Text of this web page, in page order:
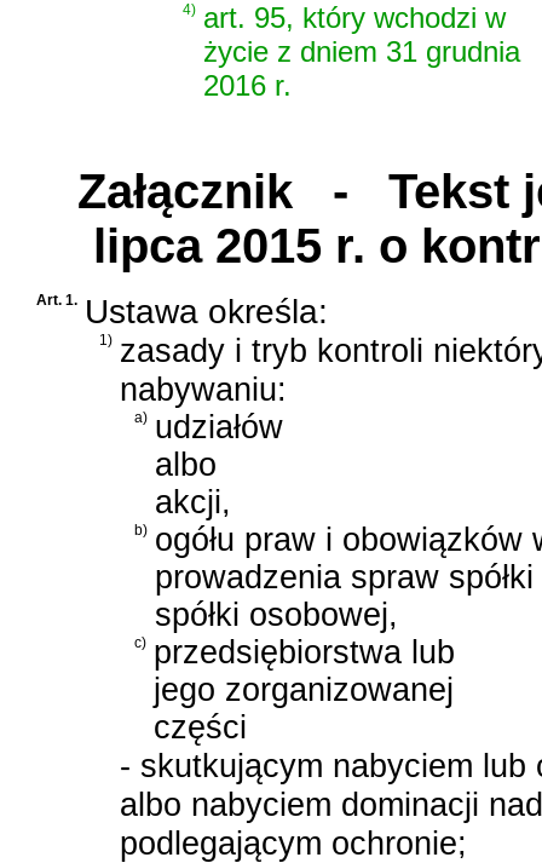
4) art. 95, który wchodzi w
życie z dniem 31 grudnia
2016 r.
Załącznik- Tekst
lipca 2015 r. o
Art. 1. Ustawa określa:
1) zasady i tryb kontroli
nabywaniu:
a) udziałów
albo
akcji,
b) ogółu praw i
prowadzenia spraw
spółki osobowej,
c) przedsiębiorstwa lub
jego zorganizowanej
części
- skutkującym nabyciem
albo nabyciem dominacji
podlegającym ochronie;